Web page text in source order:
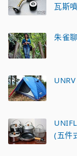
瓦斯
朱雀
(五件